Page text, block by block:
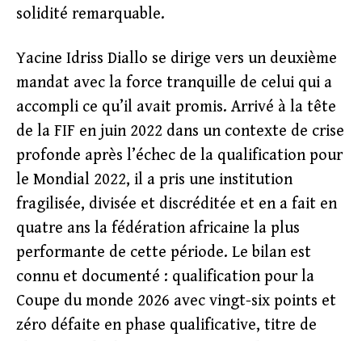
solidité remarquable.
Yacine Idriss Diallo se dirige vers un deuxième
mandat avec la force tranquille de celui qui a
accompli ce qu’il avait promis. Arrivé à la tête
de la FIF en juin 2022 dans un contexte de crise
profonde après l’échec de la qualification pour
le Mondial 2022, il a pris une institution
fragilisée, divisée et discréditée et en a fait en
quatre ans la fédération africaine la plus
performante de cette période. Le bilan est
connu et documenté : qualification pour la
Coupe du monde 2026 avec vingt-six points et
zéro défaite en phase qualificative, titre de